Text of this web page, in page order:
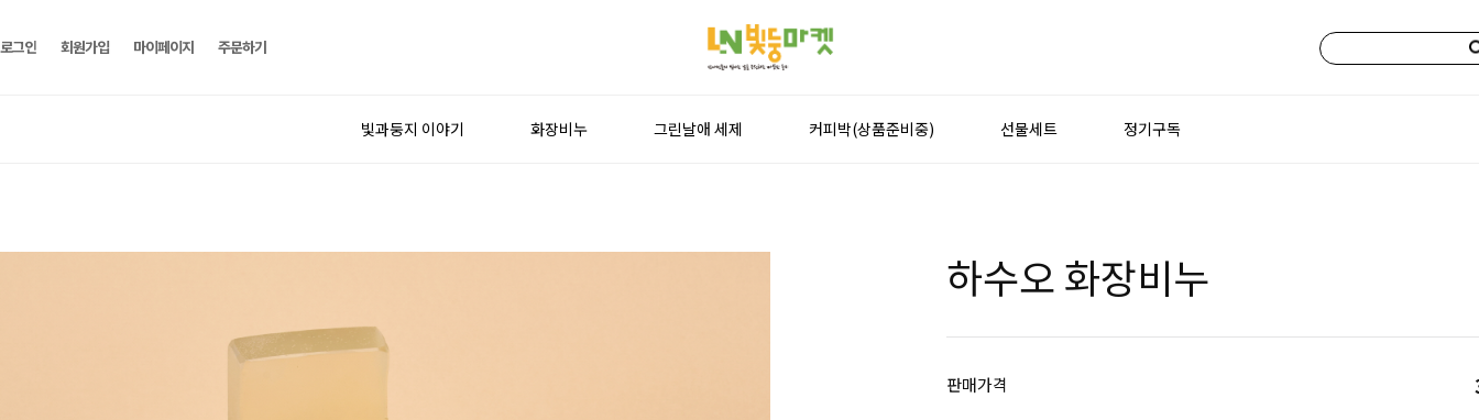
로그인 회원가입 마이페이지 주문하기
빛과둥지 이야기 화장비누 그린날애 세제 커피박(상품준비중) 선물세트 정기구독
하수오 화장비누
판매가격